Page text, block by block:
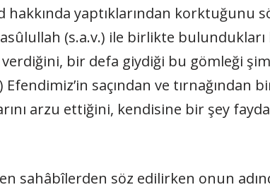
hakkında yaptıklarından
(s.a.v.) ile birlikte
bir defa giydiği bu gömleği
saçından ve tırnağından
arzu ettiğini, kendisine bir şey
sahâbîlerden söz edilirken onun